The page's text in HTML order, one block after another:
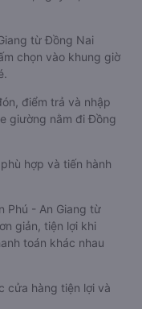
tải app Vexere trên
đến, ngày đi, sau đó
từ Đồng Nai
chọn vào khung giờ
điểm trả và nhập
giường nằm đi Đồng
hợp và tiến hành
- An Giang từ
giản, tiện lợi khi
toán khác nhau